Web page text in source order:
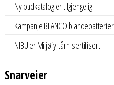
Ny badkatalog er tilgjengelig
Kampanje BLANCO blandebatterier
NIBU er Miljøfyrtårn-sertifisert
Snarveier